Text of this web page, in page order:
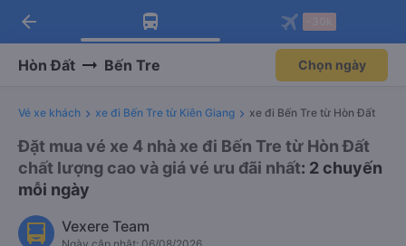
Tải app Vexere ngay!
Nhận ưu đãi thành viên độc
Mở app
Tải app Vexere
-30k/ghế khi đặt vé máy bay qua
Mở app
arrow_back
Hòn Đất Bến Tre Chọn ngày
Vé xe khách xe đi Bến Tre từ Kiên Giang xe đi Bến Tre từ Hòn Đất
Đặt mua vé xe 4 nhà xe đi Bến Tre từ Hòn Đất
chất lượng cao và giá vé ưu đãi nhất: 2 chuyến
mỗi ngày
Vexere Team